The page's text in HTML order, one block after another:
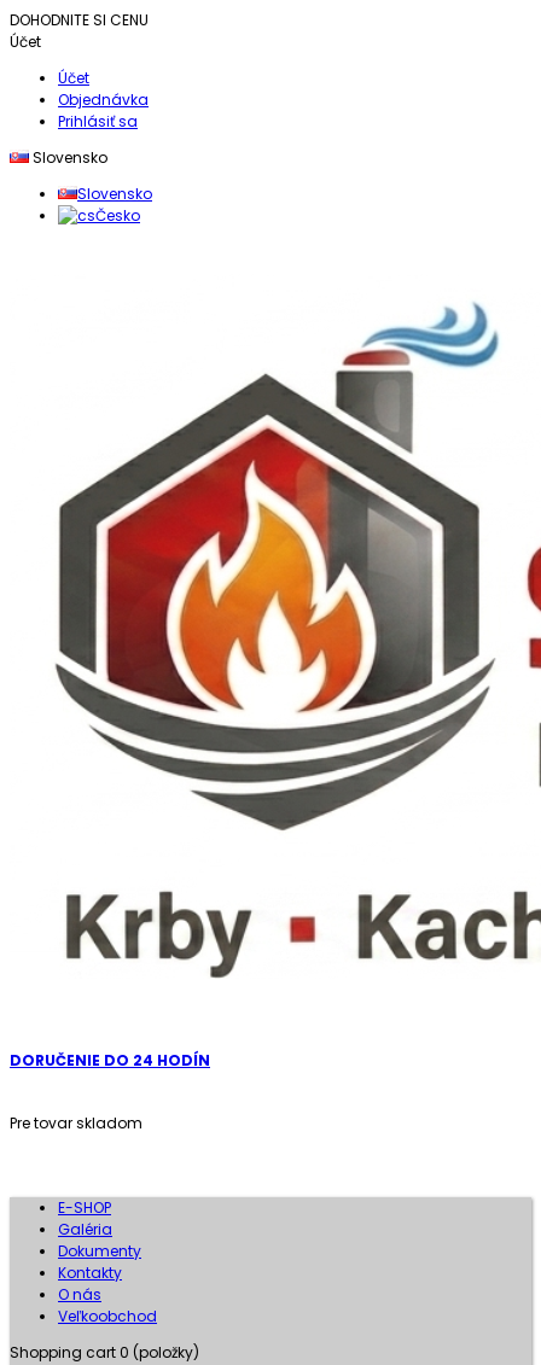
DOHODNITE SI CENU
Účet
Účet
Objednávka
Prihlásiť sa
Slovensko
Slovensko
Česko
DORUČENIE DO 24 HODÍN
Pre tovar skladom
E-SHOP
Galéria
Dokumenty
Kontakty
O nás
Veľkoobchod
Shopping cart0 (položky)